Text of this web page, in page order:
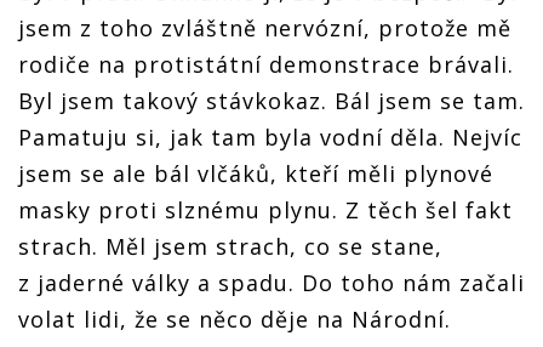
jsem z toho zvláštně nervózní, protože mě
rodiče na protistátní demonstrace brávali.
Byl jsem takový stávkokaz. Bál jsem se tam.
Pamatuju si, jak tam byla vodní děla. Nejvíc
jsem se ale bál vlčáků, kteří měli plynové
masky proti slznému plynu. Z těch šel fakt
strach. Měl jsem strach, co se stane,
z jaderné války a spadu. Do toho nám začali
volat lidi, že se něco děje na Národní.